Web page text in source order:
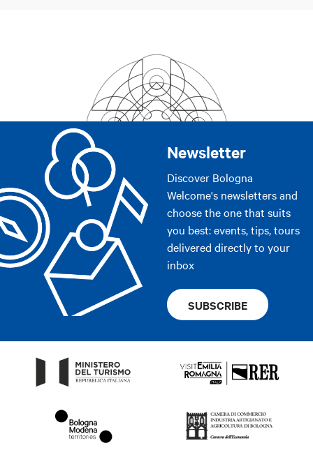
Newsletter
Discover Bologna
Welcome's newsletters and
choose the one that suits
you best: events, tips, tours
delivered directly to your
inbox
SUBSCRIBE